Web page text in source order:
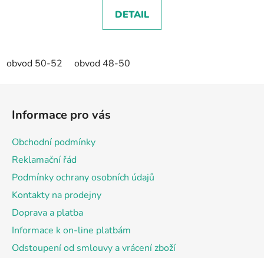
DETAIL
obvod 50-52 obvod 48-50
Informace pro vás
Obchodní podmínky
Reklamační řád
Podmínky ochrany osobních údajů
Kontakty na prodejny
Doprava a platba
Informace k on-line platbám
Odstoupení od smlouvy a vrácení zboží